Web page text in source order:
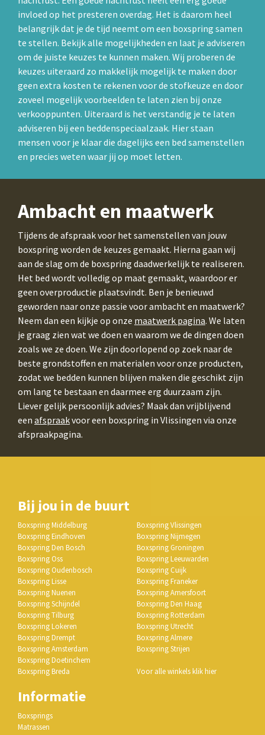
invloed op het presteren overdag. Het is daarom heel
belangrijk dat je de tijd neemt om een boxspring samen
te stellen. Bekijk alle mogelijkheden en laat je adviseren
om de juiste keuzes te kunnen maken. Wij proberen de
keuzes uiteraard zo makkelijk mogelijk te maken door
geen extra kosten te rekenen voor de stofkeuze en door
zoveel mogelijk voorbeelden te laten zien bij onze
verkooppunten. Uiteraard is het verstandig je te laten
adviseren bij een beddenspeciaalzaak. Hier staan
mensen voor je klaar die dagelijks een bed samenstellen
en precies weten waar jij op moet letten.
Ambacht en maatwerk
Tijdens de afspraak voor het samenstellen van jouw
boxspring worden de keuzes gemaakt. Hierna gaan wij
aan de slag om de boxspring daadwerkelijk te realiseren.
Het bed wordt volledig op maat gemaakt, waardoor er
geen overproductie plaatsvindt. Ben je benieuwd
geworden naar onze passie voor ambacht en maatwerk?
Neem dan een kijkje op onze maatwerk pagina. We laten
je graag zien wat we doen en waarom we de dingen doen
zoals we ze doen. We zijn doorlopend op zoek naar de
beste grondstoffen en materialen voor onze producten,
zodat we bedden kunnen blijven maken die geschikt zijn
om lang te bestaan en daarmee erg duurzaam zijn.
Liever gelijk persoonlijk advies? Maak dan vrijblijvend
een afspraakvoor een boxspring in Vlissingen via onze
afspraakpagina.
Bij jou in de buurt
Boxspring Middelburg
Boxspring Eindhoven
Boxspring Den Bosch
Boxspring Oss
Boxspring Oudenbosch
Boxspring Lisse
Boxspring Nuenen
Boxspring Schijndel
Boxspring Tilburg
Boxspring Lokeren
Boxspring Drempt
Boxspring Amsterdam
Boxspring Doetinchem
Boxspring Breda
Boxspring Vlissingen
Boxspring Nijmegen
Boxspring Groningen
Boxspring Leeuwarden
Boxspring Cuijk
Boxspring Franeker
Boxspring Amersfoort
Boxspring Den Haag
Boxspring Rotterdam
Boxspring Utrecht
Boxspring Almere
Boxspring Strijen
Voor alle winkels klik hier
Informatie
Boxsprings
Matrassen